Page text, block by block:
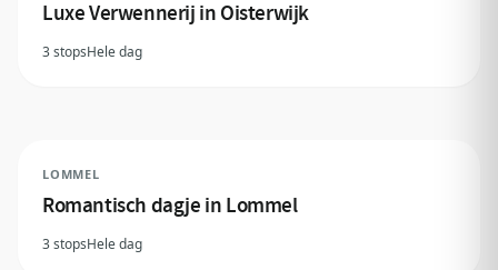
Luxe Verwennerij in Oisterwijk
3 stopsHele dag
LOMMEL
Romantisch dagje in Lommel
3 stopsHele dag